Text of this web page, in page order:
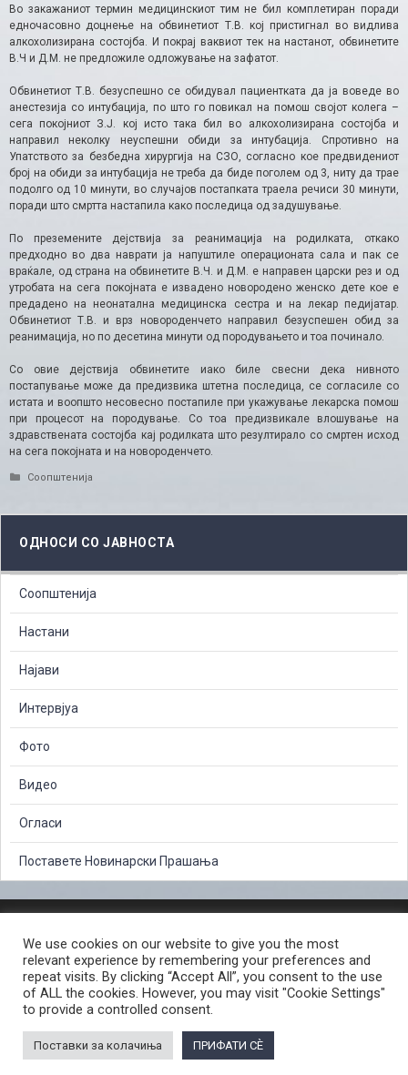
Во закажаниот термин медицинскиот тим не бил комплетиран поради
едночасовно доцнење на обвинетиот Т.В. кој пристигнал во видлива
алкохолизирана состојба. И покрај ваквиот тек на настанот, обвинетите
В.Ч и Д.М. не предложиле одложување на зафатот.
Обвинетиот Т.В. безуспешно се обидувал пациентката да ја воведе во
анестезија со интубација, по што го повикал на помош својот колега –
сега покојниот З.Ј. кој исто така бил во алкохолизирана состојба и
направил неколку неуспешни обиди за интубација. Спротивно на
Упатството за безбедна хирургија на СЗО, согласно кое предвидениот
број на обиди за интубација не треба да биде поголем од 3, ниту да трае
подолго од 10 минути, во случајов постапката траела речиси 30 минути,
поради што смртта настапила како последица од задушување.
По преземените дејствија за реанимација на родилката, откако
предходно во два наврати ја напуштиле операционата сала и пак се
враќале, од страна на обвинетите В.Ч. и Д.М. е направен царски рез и од
утробата на сега покојната е извадено новородено женско дете кое е
предадено на неонатална медицинска сестра и на лекар педијатар.
Обвинетиот Т.В. и врз новороденчето направил безуспешен обид за
реанимација, но по десетина минути од породувањето и тоа починало.
Со овие дејствија обвинетите иако биле свесни дека нивното
постапување може да предизвика штетна последица, се согласиле со
истата и воопшто несовесно постапиле при укажување лекарска помош
при процесот на породување. Со тоа предизвикале влошување на
здравствената состојба кај родилката што резултирало со смртен исход
на сега покојната и на новороденчето.
Categories
Соопштенија
ОДНОСИ СО ЈАВНОСТА
Соопштенија
Настани
Најави
Интервјуа
Фото
Видео
Огласи
Поставете Новинарски Прашања
СЛОБОДЕН ПРИСТАП ДО ИНФОРМАЦИИ ОД ЈАВЕН КАРАКТЕР
ПОСТАПКА ЗА ПРИЈАВА НА КРИВИЧНО ДЕЛО
КОРИСНИ ЛИНКОВИ
ПОЛИТИКА ЗА ПРИВАТНОСТ ВЕБ СТРАНИЦА
© 2026 ЈАВНО ОБВИНИТЕЛСТВО НА РЕПУБЛИКА СЕВЕРНА МАКЕДОНИЈА •
We use cookies on our website to give you the most
relevant experience by remembering your preferences and
repeat visits. By clicking “Accept All”, you consent to the use
of ALL the cookies. However, you may visit "Cookie Settings"
to provide a controlled consent.
Поставки за колачиња ПРИФАТИ СÈ